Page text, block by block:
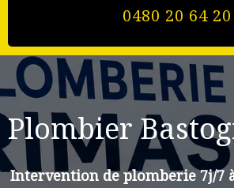
0480 20 64 20
Plombier
Intervention de plomberie 7j/7